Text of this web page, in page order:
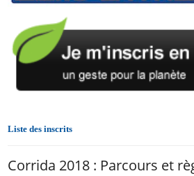
Liste des inscrits
Corrida 2018 : Parcours et